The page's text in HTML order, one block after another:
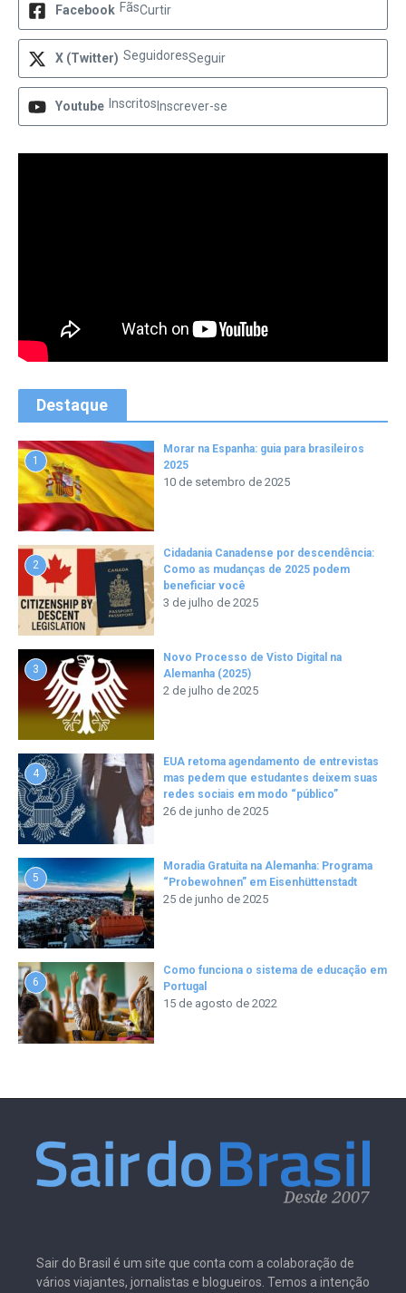
Facebook FãsCurtir
X (Twitter) SeguidoresSeguir
Youtube Inscritos Inscrever-se
Destaque
1
Morar na Espanha: guia para brasileiros
2025
10 de setembro de 2025
2
Cidadania Canadense por descendência:
Como as mudanças de 2025 podem
beneficiar você
3 de julho de 2025
3
Novo Processo de Visto Digital na
Alemanha (2025)
2 de julho de 2025
4
EUA retoma agendamento de entrevistas
mas pedem que estudantes deixem suas
redes sociais em modo “público”
26 de junho de 2025
5
Moradia Gratuita na Alemanha: Programa
“Probewohnen” em Eisenhüttenstadt
25 de junho de 2025
6
Como funciona o sistema de educação em
Portugal
15 de agosto de 2022
Sair do Brasil é um site que conta com a colaboração de
vários viajantes, jornalistas e blogueiros. Temos a intenção